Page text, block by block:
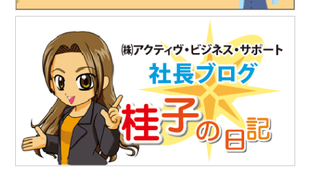
2025.7.18
独立行政法人水資源機構利根川下流総合管理所から優良業務表彰
と優秀技術者表彰を授与されました。
https://www.teikoku-eng.co.jp/notice/10567/
2025.7.18
「株式会社テイコク」様のお知らせ
愛知県内の中学生向けお仕事ブックに株式会社テイコク様が掲載
されました。
https://www.teikoku-eng.co.jp/notice/10462/
2025.6.27
「株式会社NDTアドヴァンス」様のお知らせ